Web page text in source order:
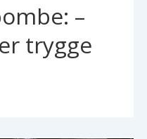
–
trygge